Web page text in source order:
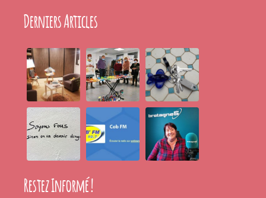
Derniers Articles
Restez Informé !